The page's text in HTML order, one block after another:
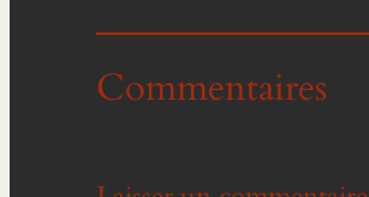
Commentaires